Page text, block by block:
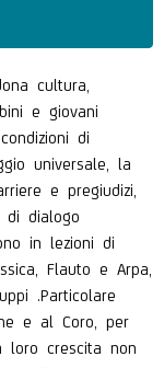
cultura,
e giovani
di
universale, la
e pregiudizi,
dialogo
in lezioni di
Flauto e Arpa,
.Particolare
e al Coro, per
loro crescita non